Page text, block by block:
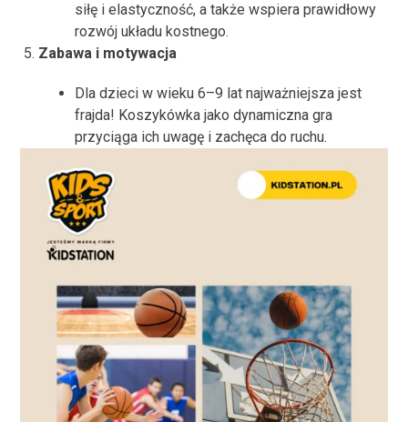
siłę i elastyczność, a także wspiera prawidłowy
rozwój układu kostnego.
Zabawa i motywacja
Dla dzieci w wieku 6–9 lat najważniejsza jest
frajda! Koszykówka jako dynamiczna gra
przyciąga ich uwagę i zachęca do ruchu.